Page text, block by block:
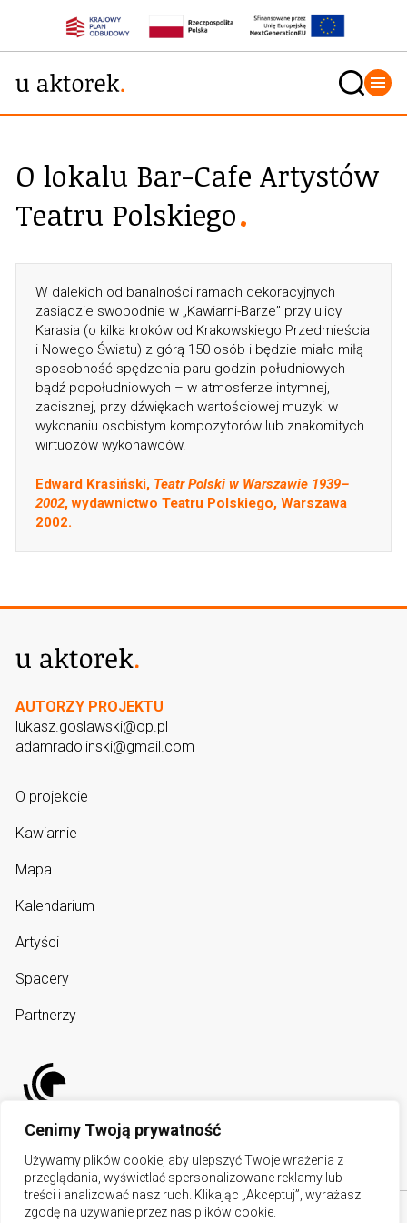
Cenimy Twoją prywatność
Używamy plików cookie, aby ulepszyć Twoje wrażenia z
przeglądania, wyświetlać spersonalizowane reklamy lub
treści i analizować nasz ruch. Klikając „Akceptuj”, wyrażasz
zgodę na używanie przez nas plików cookie.
O lokalu Bar-Cafe Artystów
Teatru Polskiego
W dalekich od banalności ramach dekoracyjnych
zasiądzie swobodnie w „Kawiarni-Barze” przy ulicy
Karasia (o kilka kroków od Krakowskiego Przedmieścia
i Nowego Światu) z górą 150 osób i będzie miało miłą
sposobność spędzenia paru godzin południowych
bądź popołudniowych – w atmosferze intymnej,
zacisznej, przy dźwiękach wartościowej muzyki w
wykonaniu osobistym kompozytorów lub znakomitych
wirtuozów wykonawców.
Edward Krasiński, Teatr Polski w Warszawie 1939–
2002, wydawnictwo Teatru Polskiego, Warszawa
2002.
AUTORZY PROJEKTU
lukasz.goslawski@op.pl
adamradolinski@gmail.com
O projekcie
Kawiarnie
Mapa
Kalendarium
Artyści
Spacery
Partnerzy